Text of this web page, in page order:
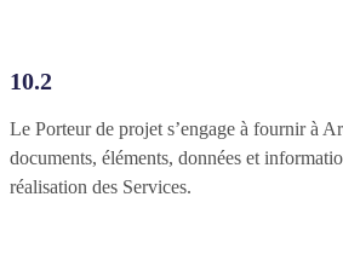
10.2
Le Porteur de projet s’engage à fournir à
documents, éléments, données et
réalisation des Services.